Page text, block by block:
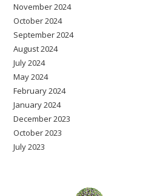
November 2024
October 2024
September 2024
August 2024
July 2024
May 2024
February 2024
January 2024
December 2023
October 2023
July 2023